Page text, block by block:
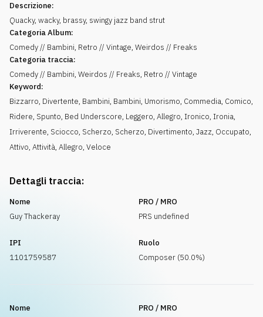
Descrizione:
Quacky, wacky, brassy, swingy jazz band strut
Categoria Album:
Comedy // Bambini, Retro // Vintage, Weirdos // Freaks
Categoria traccia:
Comedy // Bambini, Weirdos // Freaks, Retro // Vintage
Keyword:
Bizzarro, Divertente, Bambini, Bambini, Umorismo, Commedia, Comico,
Ridere, Spunto, Bed Underscore, Leggero, Allegro, Ironico, Ironia,
Irriverente, Sciocco, Scherzo, Scherzo, Divertimento, Jazz, Occupato,
Attivo, Attività, Allegro, Veloce
Dettagli traccia:
Nome
Guy Thackeray
PRO / MRO
PRS undefined
IPI
1101759587
Ruolo
Composer (50.0%)
Nome
PRO / MRO